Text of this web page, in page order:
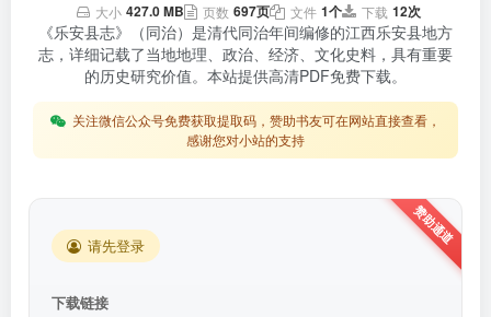
大小 427.0 MB 页数 697页 文件 1个 下载 12次
《乐安县志》（同治）是清代同治年间编修的江西乐安县地方
志，详细记载了当地地理、政治、经济、文化史料，具有重要
的历史研究价值。本站提供高清PDF免费下载。
关注微信公众号免费获取提取码，赞助书友可在网站直接查看，
感谢您对小站的支持
请先登录
下载链接